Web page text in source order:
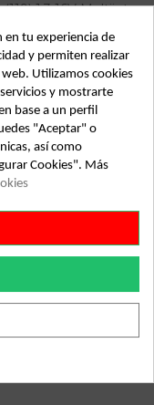
1.3 16V Multijet
para fiat doblo
| 10.05 - 12.10 1.3
- 12.10 referencia
en tu experiencia de
y permiten realizar
Utilizamos cookies
y mostrarte
base a un perfil
"Aceptar" o
así como
Cookies". Más